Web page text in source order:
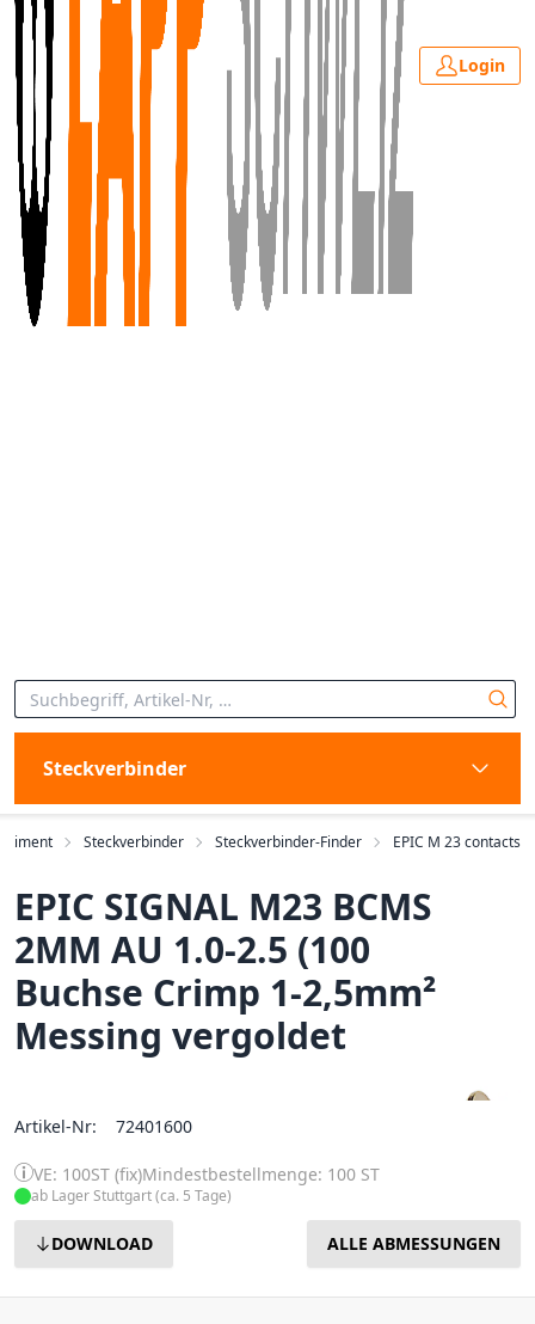
Login
Steckverbinder
Steckverbinder Steckverbinder-Finder EPIC M 23 contacts
EPIC SIGNAL M23 BCMS
2MM AU 1.0-2.5 (100
Buchse Crimp 1-2,5mm²
Messing vergoldet
Artikel-Nr: 72401600
VE: 100ST (fix)Mindestbestellmenge: 100 ST
ab Lager Stuttgart (ca. 5 Tage)
DOWNLOAD ALLE ABMESSUNGEN